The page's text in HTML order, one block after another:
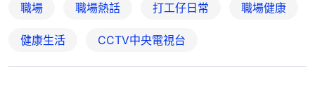
職場 職場熱話 打工仔日常 職場健康
健康生活 CCTV中央電視台